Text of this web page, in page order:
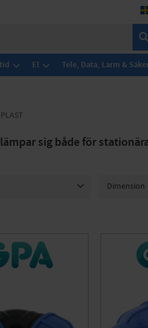
El Tele, Data, Larm &
sig både för
Dimension
32 x R32